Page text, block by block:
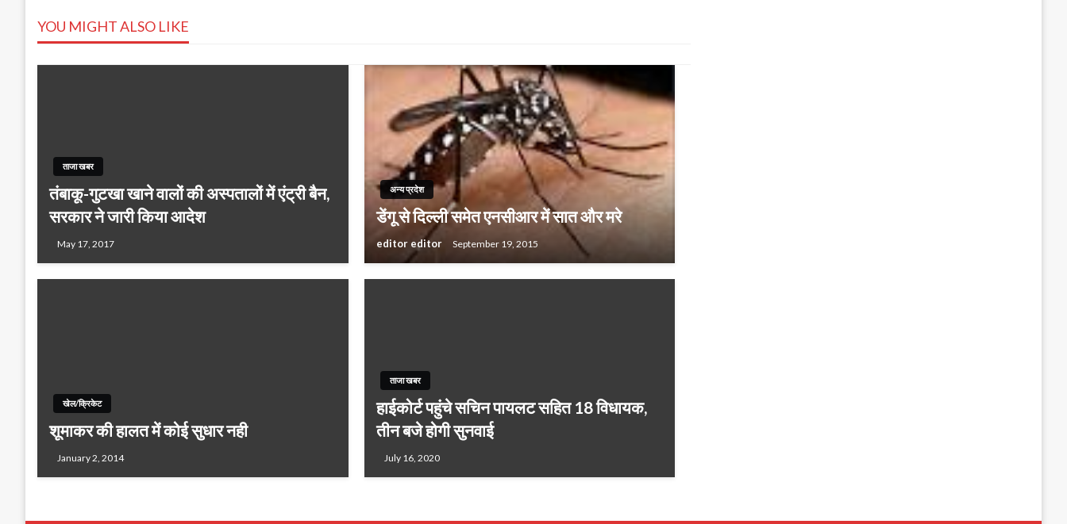
YOU MIGHT ALSO LIKE
ताजा खबर
तंबाकू-गुटखा खाने वालों की अस्पतालों में एंट्री बैन,
सरकार ने जारी किया आदेश
May 17, 2017
अन्य प्रदेश
डेंगू से दिल्ली समेत एनसीआर में सात और मरे
editor editor September 19, 2015
खेल/क्रिकेट
शूमाकर की हालत में कोई सुधार नही
January 2, 2014
ताजा खबर
हाईकोर्ट पहुंचे सचिन पायलट सहित 18 विधायक,
तीन बजे होगी सुनवाई
July 16, 2020